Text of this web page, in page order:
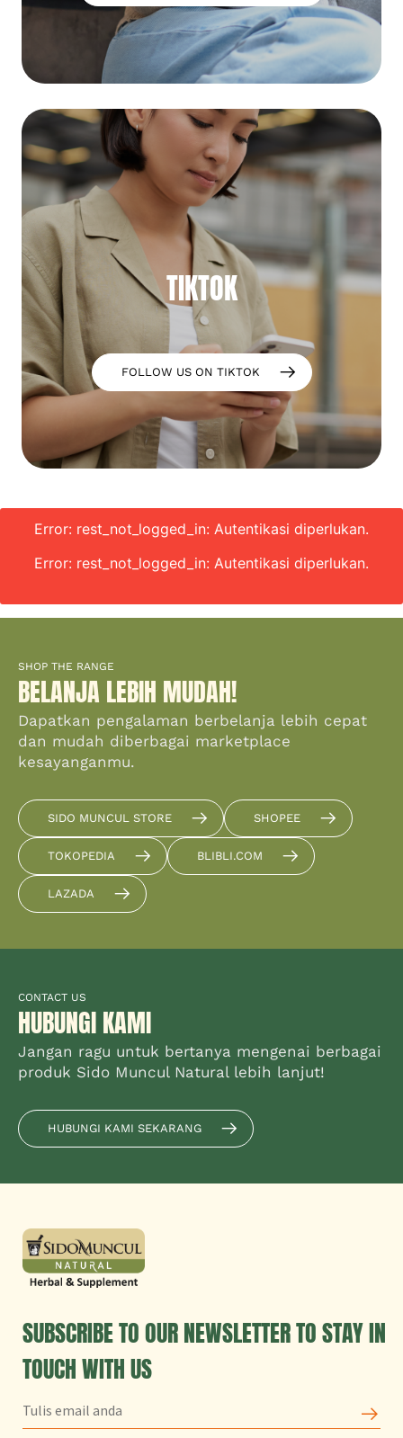
TIKTOK
FOLLOW US ON TIKTOK
Error: rest_not_logged_in: Autentikasi diperlukan.
Error: rest_not_logged_in: Autentikasi diperlukan.
SHOP THE RANGE
BELANJA LEBIH MUDAH!
Dapatkan pengalaman berbelanja lebih cepat
dan mudah diberbagai marketplace
kesayanganmu.
SIDO MUNCUL STORE SHOPEE
TOKOPEDIA BLIBLI.COM
LAZADA
CONTACT US
HUBUNGI KAMI
Jangan ragu untuk bertanya mengenai berbagai
produk Sido Muncul Natural lebih lanjut!
HUBUNGI KAMI SEKARANG
SUBSCRIBE TO OUR NEWSLETTER TO STAY IN
TOUCH WITH US